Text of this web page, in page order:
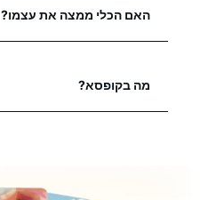
האם הכלי ממצה את עצמו?
מה בקופסא?